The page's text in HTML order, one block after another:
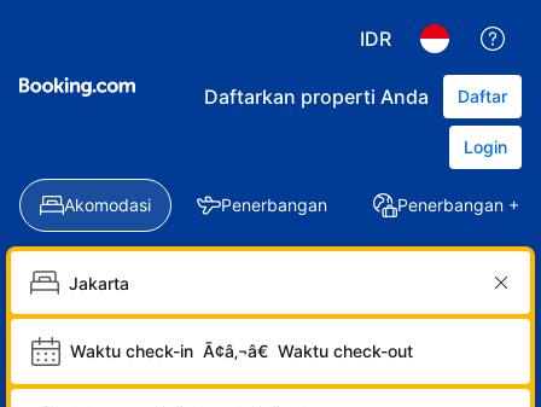
IDR
Daftarkan properti Anda Daftar
Login
Akomodasi Penerbangan Penerbangan +
Waktu check-in Ã¢â‚¬â€ Waktu check-out